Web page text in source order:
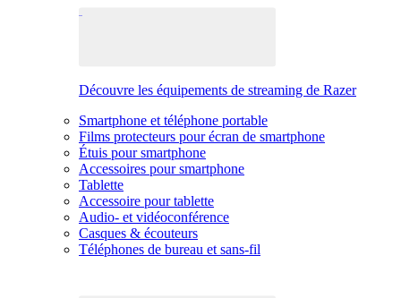
Découvre les équipements de streaming de Razer
Smartphone et téléphone portable
Films protecteurs pour écran de smartphone
Étuis pour smartphone
Accessoires pour smartphone
Tablette
Accessoire pour tablette
Audio- et vidéoconférence
Casques & écouteurs
Téléphones de bureau et sans-fil